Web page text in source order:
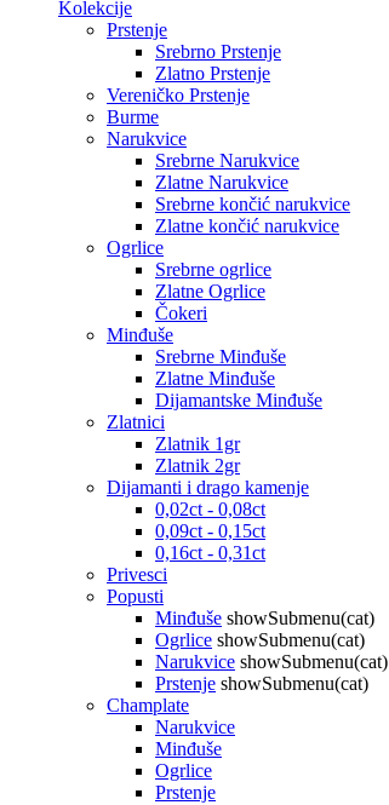
Kolekcije
Prstenje
Srebrno Prstenje
Zlatno Prstenje
Vereničko Prstenje
Burme
Narukvice
Srebrne Narukvice
Zlatne Narukvice
Srebrne končić narukvice
Zlatne končić narukvice
Ogrlice
Srebrne ogrlice
Zlatne Ogrlice
Čokeri
Minđuše
Srebrne Minđuše
Zlatne Minđuše
Dijamantske Minđuše
Zlatnici
Zlatnik 1gr
Zlatnik 2gr
Dijamanti i drago kamenje
0,02ct - 0,08ct
0,09ct - 0,15ct
0,16ct - 0,31ct
Privesci
Popusti
Minđuše showSubmenu(cat)
Ogrlice showSubmenu(cat)
Narukvice showSubmenu(cat)
Prstenje showSubmenu(cat)
Champlate
Narukvice
Minđuše
Ogrlice
Prstenje